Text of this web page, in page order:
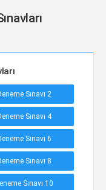
Sınavı 2
Sınavı 4
Sınavı 6
Sınavı 8
Sınavı 10